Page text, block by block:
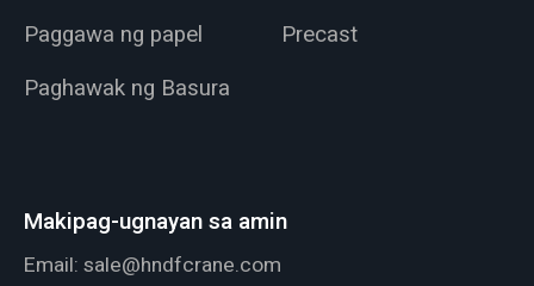
Paggawa ng papel
Precast
Paghawak ng Basura
Makipag-ugnayan sa amin
Email: sale@hndfcrane.com